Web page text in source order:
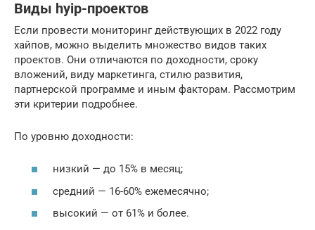
Виды hyip-проектов
Если провести мониторинг действующих в 2022 году
хайпов, можно выделить множество видов таких
проектов. Они отличаются по доходности, сроку
вложений, виду маркетинга, стилю развития,
партнерской программе и иным факторам. Рассмотрим
эти критерии подробнее.
По уровню доходности:
низкий — до 15% в месяц;
средний — 16-60% ежемесячно;
высокий — от 61% и более.